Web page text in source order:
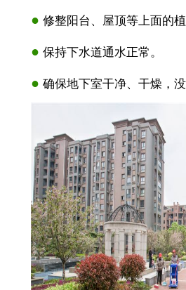
● 修整阳台、屋顶等上面的植
● 保持下水道通水正常。
● 确保地下室干净、干燥，没